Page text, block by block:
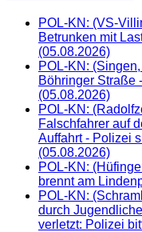
POL-KN: (VS-
Betrunken mit
(05.08.2026)
POL-KN:
Böhringer Straße
(05.08.2026)
POL-KN:
Falschfahrer auf
Auffahrt - Polizei
(05.08.2026)
POL-KN:
brennt am
POL-KN:
durch
verletzt: Polizei